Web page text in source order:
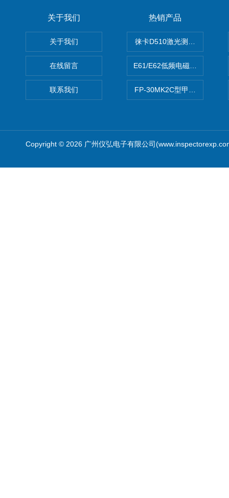
关于我们
关于我们
在线留言
联系我们
热销产品
徕卡D510激光测距仪
E61/E62低频电磁场强度分析
FP-30MK2C型甲醛检测仪
Copyright © 2026 广州仪弘电子有限公司